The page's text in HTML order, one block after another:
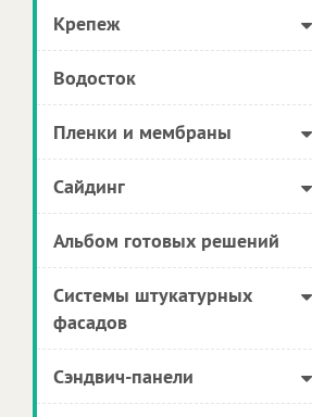
Крепеж
Водосток
Пленки и мембраны
Сайдинг
Альбом готовых решений
Системы штукатурных
фасадов
Сэндвич-панели